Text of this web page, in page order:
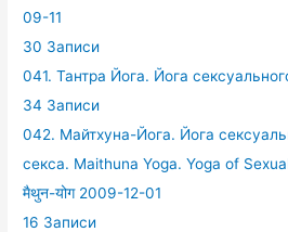
09-11
30 Записи
041. Тантра Йога. Йога
34 Записи
042. Майтхуна-Йога. Йога
секса. Maithuna Yoga. Yoga of
मैथुन-योग 2009-12-01
16 Записи